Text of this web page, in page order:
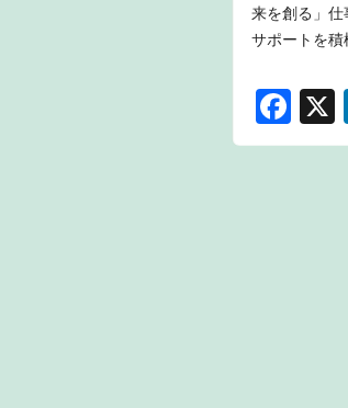
来を創る」仕
サポートを積
F
a